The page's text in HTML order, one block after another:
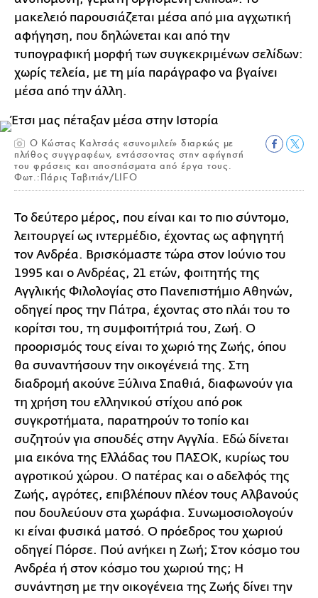
μακελειό παρουσιάζεται μέσα από μια αγχωτική
αφήγηση, που δηλώνεται και από την
τυπογραφική μορφή των συγκεκριμένων σελίδων:
χωρίς τελεία, με τη μία παράγραφο να βγαίνει
μέσα από την άλλη.
Ο Κώστας Καλτσάς «συνομιλεί» διαρκώς με
πλήθος συγγραφέων, εντάσσοντας στην αφήγησή
του φράσεις και αποσπάσματα από έργα τους.
Φωτ.:Πάρις Ταβιτιάν/LIFO
Το δεύτερο μέρος, που είναι και το πιο σύντομο,
λειτουργεί ως ιντερμέδιο, έχοντας ως αφηγητή
τον Ανδρέα. Βρισκόμαστε τώρα στον Ιούνιο του
1995 και ο Ανδρέας, 21 ετών, φοιτητής της
Αγγλικής Φιλολογίας στο Πανεπιστήμιο Αθηνών,
οδηγεί προς την Πάτρα, έχοντας στο πλάι του το
κορίτσι του, τη συμφοιτήτριά του, Ζωή. Ο
προορισμός τους είναι το χωριό της Ζωής, όπου
θα συναντήσουν την οικογένειά της. Στη
διαδρομή ακούνε Ξύλινα Σπαθιά, διαφωνούν για
τη χρήση του ελληνικού στίχου από ροκ
συγκροτήματα, παρατηρούν το τοπίο και
συζητούν για σπουδές στην Αγγλία. Εδώ δίνεται
μια εικόνα της Ελλάδας του ΠΑΣΟΚ, κυρίως του
αγροτικού χώρου. Ο πατέρας και ο αδελφός της
Ζωής, αγρότες, επιβλέπουν πλέον τους Αλβανούς
που δουλεύουν στα χωράφια. Συνωμοσιολογούν
κι είναι φυσικά ματσό. Ο πρόεδρος του χωριού
οδηγεί Πόρσε. Πού ανήκει η Ζωή; Στον κόσμο του
Ανδρέα ή στον κόσμο του χωριού της; Η
συνάντηση με την οικογένεια της Ζωής δίνει την